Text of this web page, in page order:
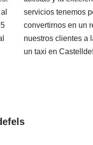
servicios tenemos
convertirnos en un
nuestros clientes a
un taxi en